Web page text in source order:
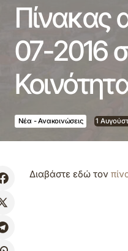
Πίνακας
07-2016
Νέα - Ανακοινώσεις 1
Διαβάστε εδώ τον